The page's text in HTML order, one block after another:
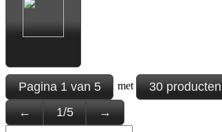
Pagina1van5 met
30 producten
←
1/5 →